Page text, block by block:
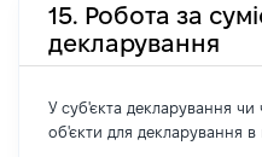
15. Робота за
декларування
У суб'єкта декларування чи
об'єкти для декларування в